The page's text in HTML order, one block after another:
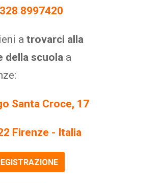
8997420
atrovarci alla
della scuola a
Santa Croce, 17
Firenze - Italia